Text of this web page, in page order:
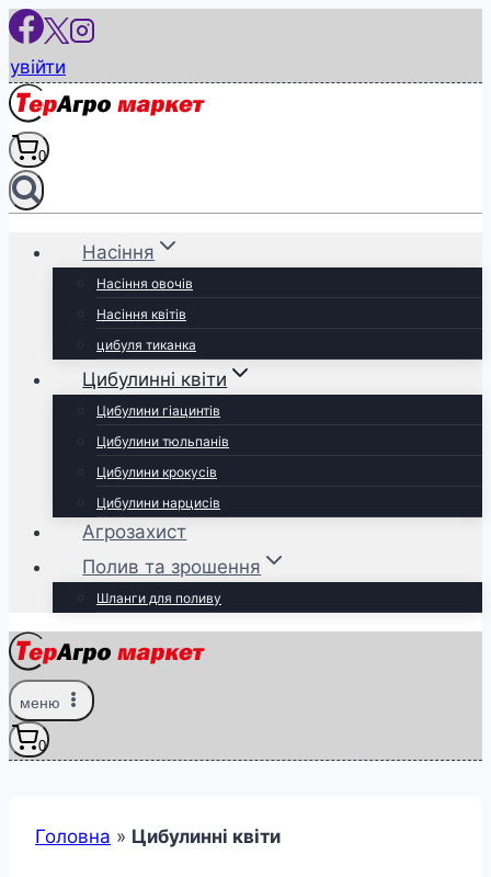
Перейти
вмісту
увійти
0
Насіння
Насіння овочів
Насіння квітів
цибуля тиканка
Цибулинні квіти
Цибулини гіацинтів
Цибулини тюльпанів
Цибулини крокусів
Цибулини нарцисів
Агрозахист
Полив та зрошення
Шланги для поливу
меню
0
Головна » Цибулинні квіти